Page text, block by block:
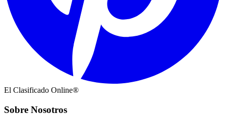
El Clasificado Online®
Sobre Nosotros